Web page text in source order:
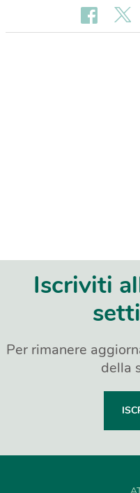
Iscriviti
Per rimanere
della